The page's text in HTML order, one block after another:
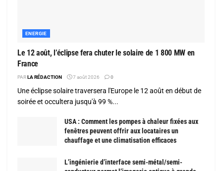
ENERGIE
Le 12 août, l’éclipse fera chuter le solaire de 1 800 MW en
France
PAR LA RÉDACTION 7 août 2026 0
Une éclipse solaire traversera l'Europe le 12 août en début de
soirée et occultera jusqu'à 99 %...
USA : Comment les pompes à chaleur fixées aux
fenêtres peuvent offrir aux locataires un
chauffage et une climatisation efficaces
L’ingénierie d’interface semi-métal/semi-